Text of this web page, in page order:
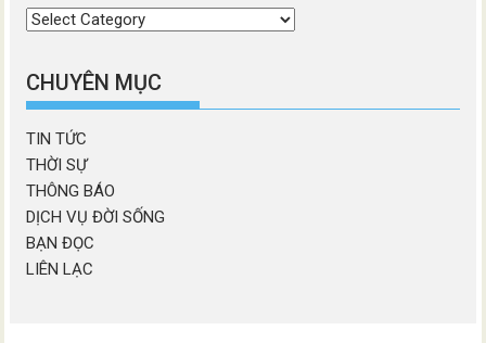
Chọn
mục
CHUYÊN MỤC
TIN TỨC
THỜI SỰ
THÔNG BÁO
DỊCH VỤ ĐỜI SỐNG
BẠN ĐỌC
LIÊN LẠC